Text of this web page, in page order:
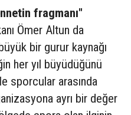
fragmanı"
Ömer Altun da
bir gurur kaynağı
her yıl büyüdüğünü
sporcular arasında
ayrı bir değer